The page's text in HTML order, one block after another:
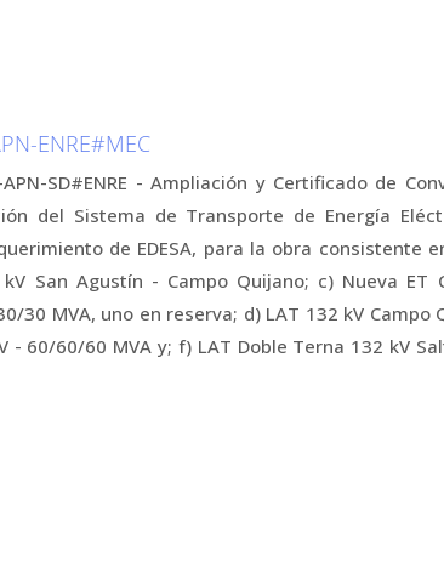
ENRE#MEC
SD#ENRE - Ampliación y Certificado de
del Sistema de Transporte de Energía
de EDESA, para la obra consistente
San Agustín - Campo Quijano; c) Nueva ET
30 MVA, uno en reserva; d) LAT 132 kV Campo
- 60/60/60 MVA y; f) LAT Doble Terna 132 kV